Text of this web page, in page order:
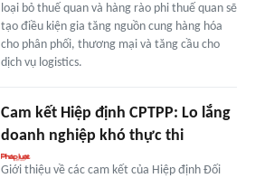
loại bỏ thuế quan và hàng rào phi thuế quan sẽ
tạo điều kiện gia tăng nguồn cung hàng hóa
cho phân phối, thương mại và tăng cầu cho
dịch vụ logistics.
Cam kết Hiệp định CPTPP: Lo lắng
doanh nghiệp khó thực thi
Giới thiệu về các cam kết của Hiệp định Đối